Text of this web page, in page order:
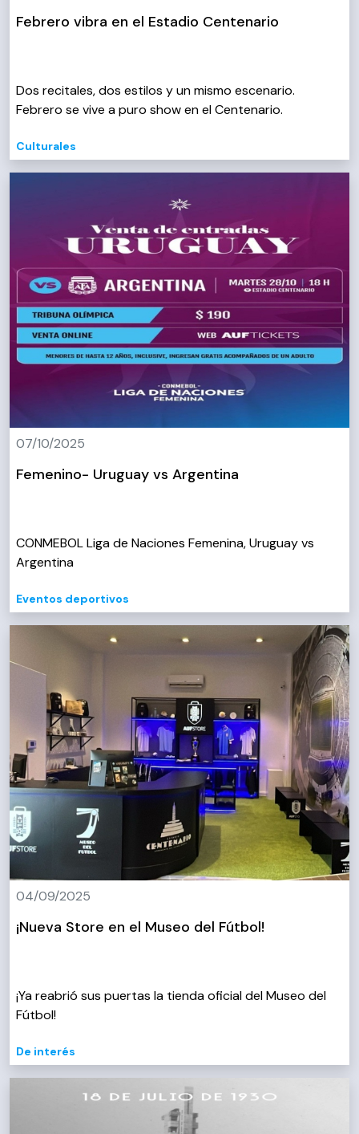
Febrero vibra en el Estadio Centenario
Dos recitales, dos estilos y un mismo escenario.
Febrero se vive a puro show en el Centenario.
Culturales
07/10/2025
Femenino- Uruguay vs Argentina
CONMEBOL Liga de Naciones Femenina, Uruguay vs
Argentina
Eventos deportivos
04/09/2025
¡Nueva Store en el Museo del Fútbol!
¡Ya reabrió sus puertas la tienda oficial del Museo del
Fútbol!
De interés